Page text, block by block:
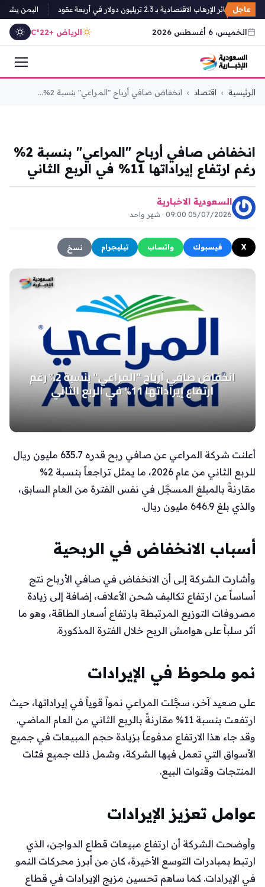
عاجل
خسائر الإرهاب الاقتصادية بـ 2.3 تريليون دولار في أربعة عقود اليمن يشن
الخميس، 6 أغسطس 2026 الرياض +22°C
التجاوز
الرئيسية › اقتصاد › انخفاض صافي أرباح "المراعي" بنسبة 2%...
انخفاض صافي أرباح "المراعي" بنسبة 2%
رغم ارتفاع إيراداتها 11% في الربع الثاني
السعودية الاخبارية
05/07/2026 09:00 · شهر واحد
X فيسبوك واتساب تيليجرام نسخ
أعلنت شركة المراعي عن صافي ربح قدره 635.7 مليون ريال
للربع الثاني من عام 2026، ما يمثل تراجعاً بنسبة 2%
مقارنةً بالمبلغ المسجَّل في نفس الفترة من العام السابق،
والذي بلغ 646.9 مليون ريال.
أسباب الانخفاض في الربحية
وأشارت الشركة إلى أن الانخفاض في صافي الأرباح نتج
أساساً عن ارتفاع تكاليف شحن الأعلاف، إضافة إلى زيادة
مصروفات التوزيع المرتبطة بارتفاع أسعار الطاقة، وهو ما
أثر سلباً على هوامش الربح خلال الفترة المذكورة.
نمو ملحوظ في الإيرادات
على صعيد آخر، سجَّلت المراعي نمواً قوياً في إيراداتها، حيث
ارتفعت بنسبة 11% مقارنةً بالربع الثاني من العام الماضي.
وقد جاء هذا الارتفاع مدفوعاً بزيادة حجم المبيعات في جميع
الأسواق التي تعمل فيها الشركة، وشمل ذلك جميع فئات
المنتجات وقنوات البيع.
عوامل تعزيز الإيرادات
وأوضحت الشركة أن ارتفاع مبيعات قطاع الدواجن، الذي
ارتبط بمبادرات التوسع الأخيرة، كان من أبرز محركات النمو
في الإيرادات. كما ساهم تحسين مزيج الإيرادات في قطاع